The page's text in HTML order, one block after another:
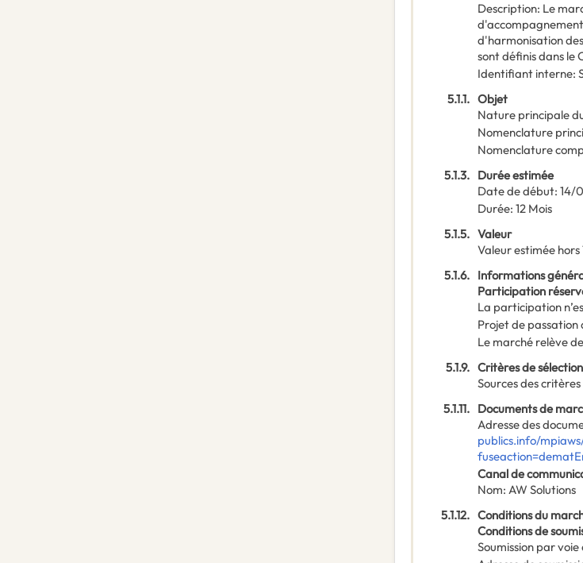
Description: Le
d'harmonisation
sont définis dans le
Identifiant interne:
5.1.1. Objet
Nature principale
Nomenclature
Nomenclature
5.1.3. Durée estimée
Date de début: 14/
Durée: 12 Mois
5.1.5. Valeur
Valeur estimée hors
5.1.6. Informations
Participation
La participation
Projet de passation
Le marché relève
5.1.9. Critères de sélection
Sources des
5.1.11. Documents de
Adresse des
publics.info/
Canal de
Nom: AW Solutions
5.1.12. Conditions du
Conditions de
Soumission par